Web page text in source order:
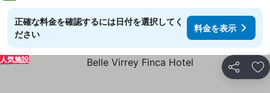
正確な料金を確認するには日付を選択してく
ださい
料金を表示
シェア お
人気施設